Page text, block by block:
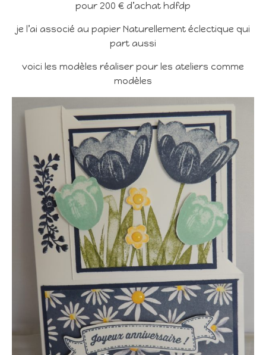
pour 200 € d’achat hdfdp
je l’ai associé au papier Naturellement éclectique qui
part aussi
voici les modèles réaliser pour les ateliers comme
modèles